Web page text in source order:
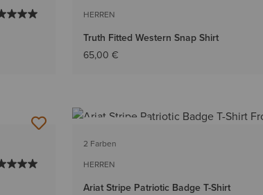
HERREN
Truth Fitted Western Snap Shirt
65,00 €
2 Farben
HERREN
Ariat Stripe Patriotic Badge T-Shirt